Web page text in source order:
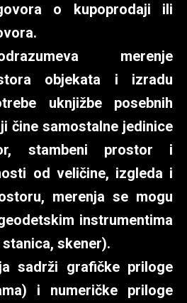
o kupoprodaji ili
merenje
objekata i izradu
uknjižbe posebnih
čine samostalne jedinice
stambeni prostor i
od veličine, izgleda i
merenja se mogu
instrumentima
skener).
sadrži grafičke priloge
i numeričke priloge